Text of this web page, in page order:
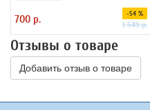
700 р. -54 %
1 549 р.
Отзывы о товаре
Добавить отзыв о товаре